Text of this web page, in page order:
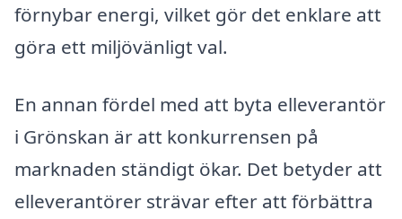
förnybar energi, vilket gör det enklare att
göra ett miljövänligt val.
En annan fördel med att byta elleverantör
i Grönskan är att konkurrensen på
marknaden ständigt ökar. Det betyder att
elleverantörer strävar efter att förbättra